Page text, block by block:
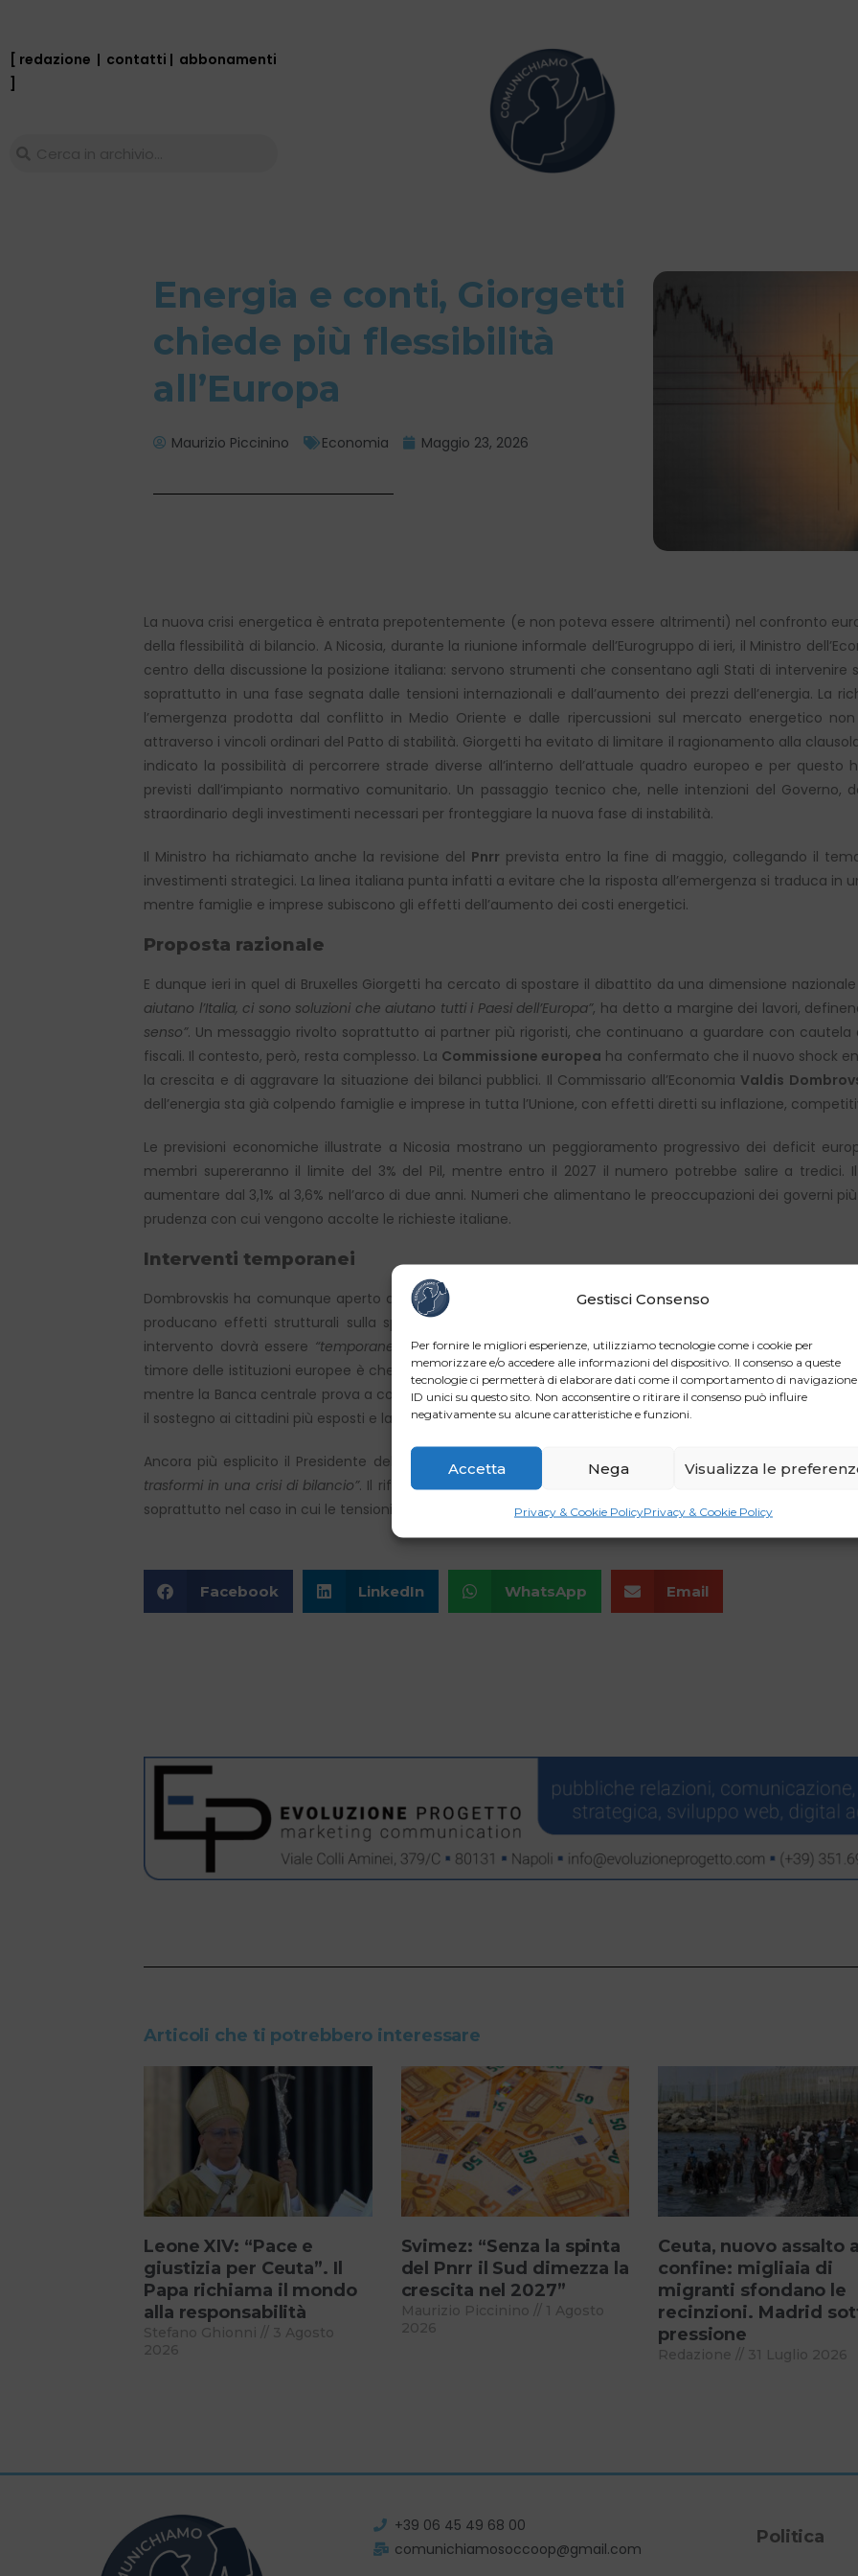
Gestisci Consenso
Per fornire le migliori esperienze, utilizziamo tecnologie come i cookie per
memorizzare e/o accedere alle informazioni del dispositivo. Il consenso a queste
tecnologie ci permetterà di elaborare dati come il comportamento di
ID unici su questo sito. Non acconsentire o ritirare il consenso può influire
negativamente su alcune caratteristiche e funzioni.
Accetta Nega Visualizza le
Privacy & Cookie PolicyPrivacy & Cookie Policy
[ redazione | contatti | abbonamenti
]
Energia e conti, Giorgetti
chiede più flessibilità
all’Europa
Maurizio Piccinino Economia Maggio 23, 2026
La nuova crisi energetica è entrata prepotentemente (e non poteva essere altrimenti) nel confronto
della flessibilità di bilancio. A Nicosia, durante la riunione informale dell’Eurogruppo di ieri, il Ministro
centro della discussione la posizione italiana: servono strumenti che consentano agli Stati di
soprattutto in una fase segnata dalle tensioni internazionali e dall’aumento dei prezzi dell’energia. La
l’emergenza prodotta dal conflitto in Medio Oriente e dalle ripercussioni sul mercato energetico
attraverso i vincoli ordinari del Patto di stabilità. Giorgetti ha evitato di limitare il ragionamento alla
indicato la possibilità di percorrere strade diverse all’interno dell’attuale quadro europeo e per
previsti dall’impianto normativo comunitario. Un passaggio tecnico che, nelle intenzioni del Governo,
straordinario degli investimenti necessari per fronteggiare la nuova fase di instabilità.
Il Ministro ha richiamato anche la revisione del Pnrr prevista entro la fine di maggio, collegando il
investimenti strategici. La linea italiana punta infatti a evitare che la risposta all’emergenza si traduca in
mentre famiglie e imprese subiscono gli effetti dell’aumento dei costi energetici.
Proposta razionale
E dunque ieri in quel di Bruxelles Giorgetti ha cercato di spostare il dibattito da una dimensione
aiutano l’Italia, ci sono soluzioni che aiutano tutti i Paesi dell’Europa”, ha detto a margine dei lavori,
senso”. Un messaggio rivolto soprattutto ai partner più rigoristi, che continuano a guardare con
fiscali. Il contesto, però, resta complesso. La Commissione europea ha confermato che il nuovo shock
la crescita e di aggravare la situazione dei bilanci pubblici. Il Commissario all’EconomiaValdis
dell’energia sta già colpendo famiglie e imprese in tutta l’Unione, con effetti diretti su inflazione,
Le previsioni economiche illustrate a Nicosia mostrano un peggioramento progressivo dei deficit
membri supereranno il limite del 3% del Pil, mentre entro il 2027 il numero potrebbe salire a tredici.
aumentare dal 3,1% al 3,6% nell’arco di due anni. Numeri che alimentano le preoccupazioni dei governi
prudenza con cui vengono accolte le richieste italiane.
Interventi temporanei
Dombrovskis ha comunque aperto alla possibilità di interventi temporanei, insistendo però sulla
producano effetti strutturali sulla spesa pubblica. Una posizione condivisa dalla presidente della
intervento dovrà essere “temporaneo, mirato e calibrato”, evitando deviazioni che possano incidere
timore delle istituzioni europee è che una nuova stagione di sostegni generalizzati finisca per
mentre la Banca centrale prova a consolidare il percorso di stabilizzazione dell’inflazione. Lagarde ha
il sostegno ai cittadini più esposti e la tenuta dei conti pubblici.
Ancora più esplicito il Presidente dell’Eurogruppo Kyriakos Pierrakakis , che ha invitato gli Stati
trasformi in una crisi di bilancio”. Il riferimento è alle conseguenze che un prolungato aumento dei
soprattutto nel caso in cui le tensioni nello Stretto di Hormuz continuassero a ostacolare i flussi energetici
Facebook LinkedIn WhatsApp Email
Articoli che ti potrebbero interessare
Leone XIV: “Pace e
giustizia per Ceuta”. Il
Papa richiama il mondo
alla responsabilità
Stefano Ghionni
3 Agosto
2026
Svimez: “Senza la spinta
del Pnrr il Sud dimezza la
crescita nel 2027”
Maurizio Piccinino
1 Agosto
2026
Ceuta, nuovo assalto al
confine: migliaia di
migranti sfondano le
recinzioni. Madrid
pressione
Redazione 31 Luglio 2026
+39 06 45 49 68 00
comunichiamosoccoop@gmail.com
Politica